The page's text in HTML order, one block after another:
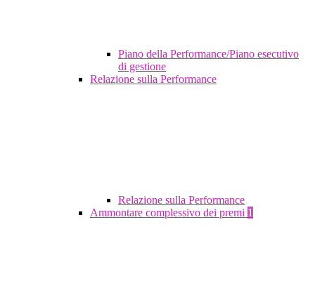
Piano della Performance/Piano esecutivo
di gestione
Relazione sulla Performance
Relazione sulla Performance
Ammontare complessivo dei premi 1